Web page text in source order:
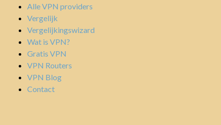
Alle VPN providers
Vergelijk
Vergelijkingswizard
Wat is VPN?
Gratis VPN
VPN Routers
VPN Blog
Contact